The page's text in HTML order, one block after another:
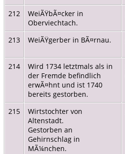
212
WeiÃŸbÃ¤cker in
Oberviechtach.
213 WeiÃŸgerber in BÃ¤rnau.
214
Wird 1734 letztmals als in
der Fremde befindlich
erwÃ¤hnt und ist 1740
bereits gestorben.
215
Wirtstochter von
Altenstadt.
Gestorben an
Gehirnschlag in
MÃ¼nchen.